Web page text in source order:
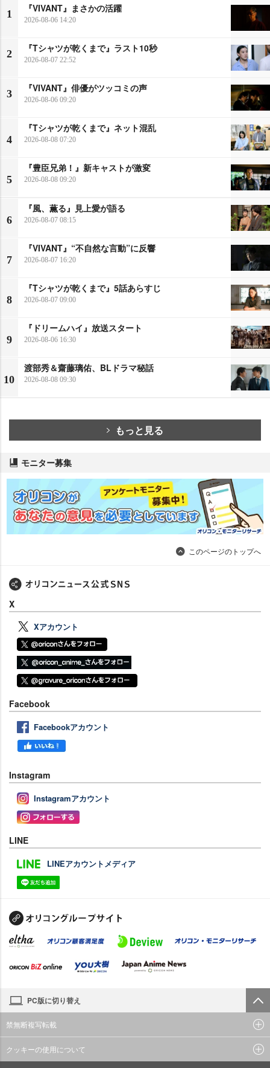
1
『VIVANT』まさかの活躍
2026-08-06 14:20
2
『Tシャツが乾くまで』ラスト10秒
2026-08-07 22:52
3
『VIVANT』俳優がツッコミの声
2026-08-06 09:20
4
『Tシャツが乾くまで』ネット混乱
2026-08-08 07:20
5
『豊臣兄弟！』新キャストが激変
2026-08-08 09:20
6
『風、薫る』見上愛が語る
2026-08-07 08:15
7
『VIVANT』“不自然な言動”に反響
2026-08-07 16:20
8
『Tシャツが乾くまで』5話あらすじ
2026-08-07 09:00
9
『ドリームハイ』放送スタート
2026-08-06 16:30
10
渡部秀＆齋藤璃佑、BLドラマ秘話
2026-08-08 09:30
もっと見る
モニター募集
このページのトップへ
X
Xアカウント
Facebook
Facebookアカウント
Instagram
Instagramアカウント
LINE
LINEアカウントメディア
PC版に切り替え
禁無断複写転載
クッキーの使用について